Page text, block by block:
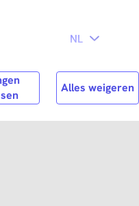
Zoek